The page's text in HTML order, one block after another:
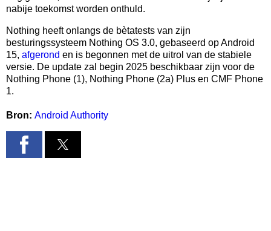
nabije toekomst worden onthuld.
Nothing heeft onlangs de bètatests van zijn
besturingssysteem Nothing OS 3.0, gebaseerd op Android
15, afgerond en is begonnen met de uitrol van de stabiele
versie. De update zal begin 2025 beschikbaar zijn voor de
Nothing Phone (1), Nothing Phone (2a) Plus en CMF Phone
1.
Bron: Android Authority